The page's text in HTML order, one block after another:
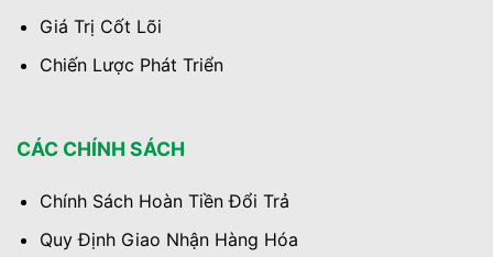
Giá Trị Cốt Lõi
Chiến Lược Phát Triển
CÁC CHÍNH SÁCH
Chính Sách Hoàn Tiền Đổi Trả
Quy Định Giao Nhận Hàng Hóa